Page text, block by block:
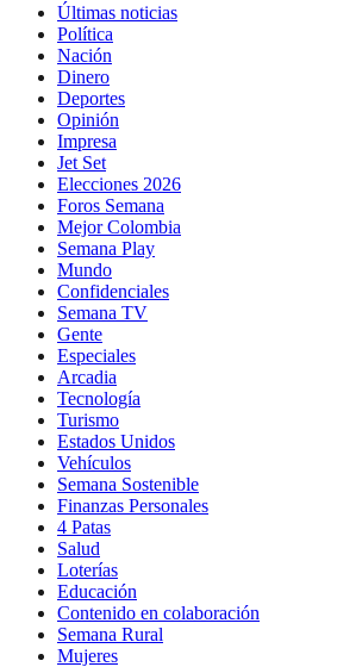
Últimas noticias
Política
Nación
Dinero
Deportes
Opinión
Impresa
Jet Set
Elecciones 2026
Foros Semana
Mejor Colombia
Semana Play
Mundo
Confidenciales
Semana TV
Gente
Especiales
Arcadia
Tecnología
Turismo
Estados Unidos
Vehículos
Semana Sostenible
Finanzas Personales
4 Patas
Salud
Loterías
Educación
Contenido en colaboración
Semana Rural
Mujeres